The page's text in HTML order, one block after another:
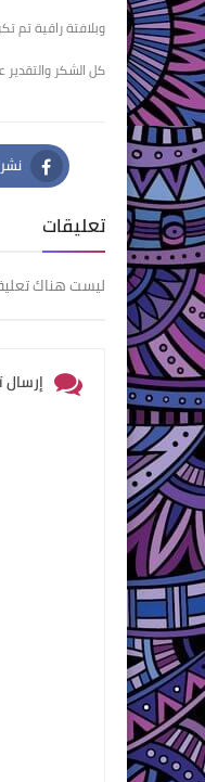
وبلافتة راقية تم
كل الشكر
نشر
تعليقات
ليست هناك